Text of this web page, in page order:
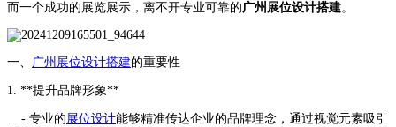
而一个成功的展览展示，离不开专业可靠的广州展位设计搭建。
一、 广州展位设计搭建的重要性
1. **提升品牌形象**
- 专业的展位设计能够精准传达企业的品牌理念，通过视觉元素吸引